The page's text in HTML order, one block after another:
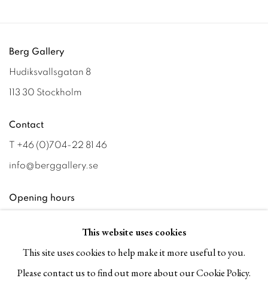
Berg Gallery
Hudiksvallsgatan 8
113 30 Stockholm
Contact
T +46 (0)704-22 81 46
info@berggallery.se
Opening hours
16.00
This website uses cookies
This site uses cookies to help make it more useful to you.
Please contact us to find out more about our Cookie Policy.